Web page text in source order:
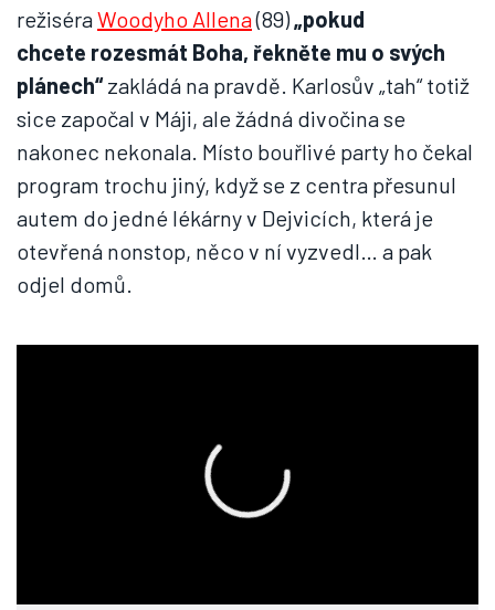
režiséraWoodyho Allena(89)„pokud
chcete rozesmát Boha, řekněte mu o svých
plánech“zakládá na pravdě. Karlosův „tah“ totiž
sice započal v Máji, ale žádná divočina se
nakonec nekonala. Místo bouřlivé party ho čekal
program trochu jiný, když se z centra přesunul
autem do jedné lékárny v Dejvicích, která je
otevřená nonstop, něco v ní vyzvedl… a pak
odjel domů.